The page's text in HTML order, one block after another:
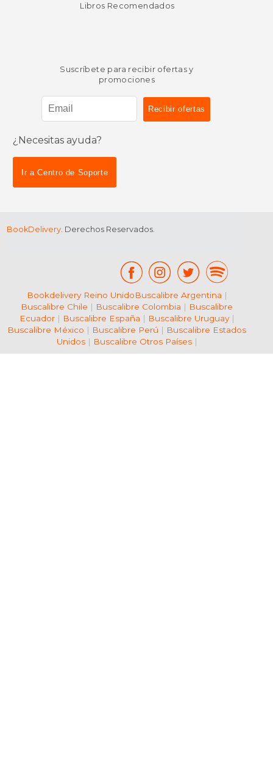
dcto. $ 28.90
Libros Recomendados
Suscríbete para recibir ofertas y
promociones
¿Necesitas ayuda?
Ir a Centro de Soporte
BookDelivery. Derechos Reservados.
Bookdelivery Reino UnidoBuscalibre Argentina |
Buscalibre Chile | Buscalibre Colombia | Buscalibre
Ecuador| Buscalibre España | Buscalibre Uruguay|
Buscalibre México | Buscalibre Perú | Buscalibre Estados
Unidos| Buscalibre Otros Países|